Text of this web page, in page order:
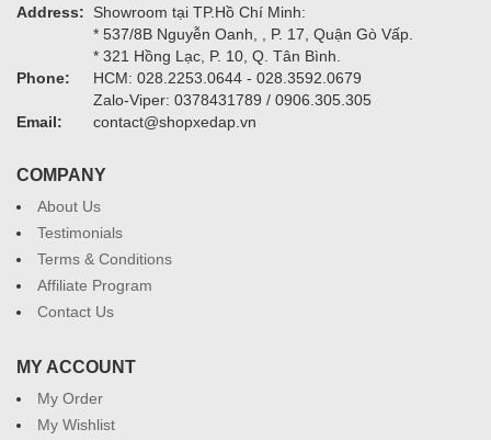
Address:
Showroom tại TP.Hồ Chí Minh:
* 537/8B Nguyễn Oanh, , P. 17, Quận Gò Vấp.
* 321 Hồng Lạc, P. 10, Q. Tân Bình.
Phone:
HCM: 028.2253.0644 - 028.3592.0679
Zalo-Viper: 0378431789 / 0906.305.305
Email:
contact@shopxedap.vn
COMPANY
About Us
Testimonials
Terms & Conditions
Affiliate Program
Contact Us
MY ACCOUNT
My Order
My Wishlist